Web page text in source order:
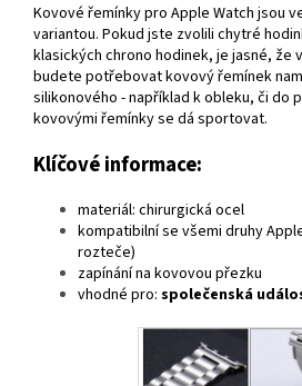
Kovové řemínky pro Apple Watch jsou
variantou. Pokud jste zvolili chytré
klasických chrono hodinek, je jasné, že
budete potřebovat kovový řemínek
silikonového - například k obleku, či do
kovovými řemínky se dá sportovat.
Klíčové informace:
materiál: chirurgická ocel
kompatibilní se všemi druhy
rozteče)
zapínání na kovovou přezku
vhodné pro: společenská